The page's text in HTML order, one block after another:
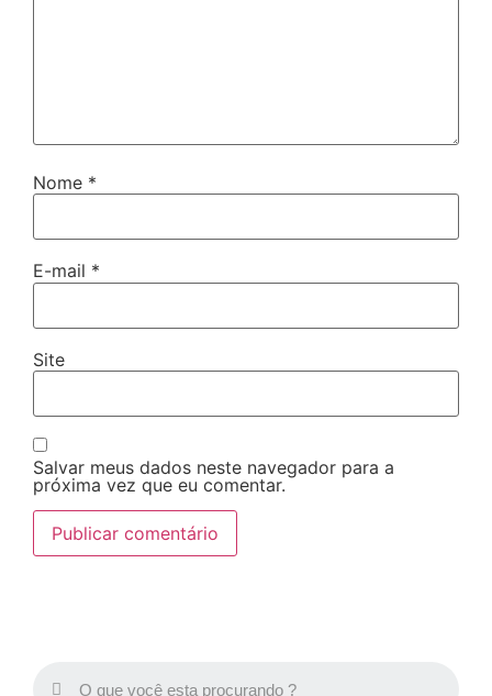
Nome *
E-mail *
Site
Salvar meus dados neste navegador para a
próxima vez que eu comentar.